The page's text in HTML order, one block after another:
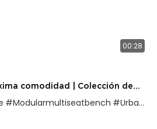
00:28
comodidad | Colección de
libre de Arlau personalizada"
#Modularmultiseatbench #Urbanlandscapeating